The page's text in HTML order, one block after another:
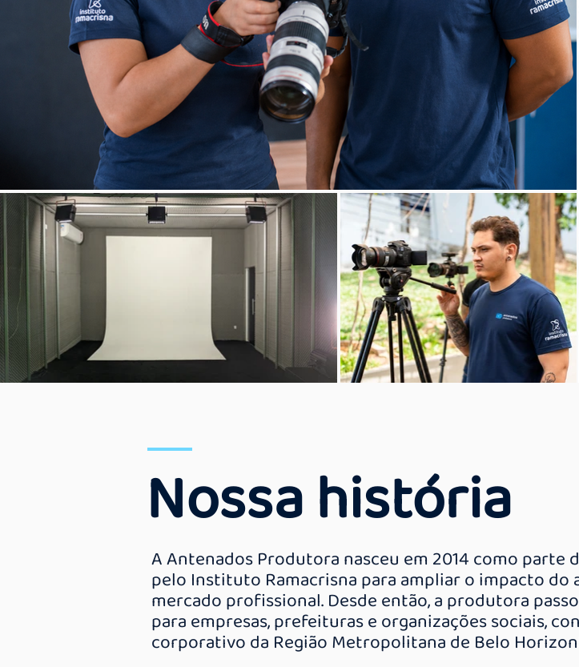
Nossa história
A Antenados Produtora nasceu em 2014 como parte
pelo Instituto Ramacrisna para ampliar o impacto
mercado profissional. Desde então, a produtora
para empresas, prefeituras e organizações sociais,
corporativo da Região Metropolitana de Belo